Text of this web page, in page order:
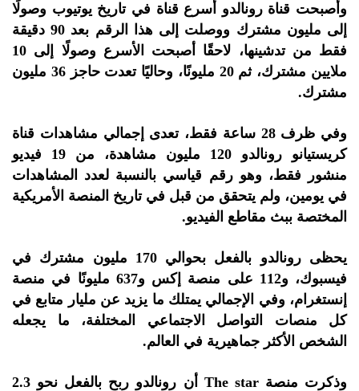
وأصبحت قناة رونالدو أسرع قناة في تاريخ يوتيوب وصولًا
إلى مليون مشترك ووصلت إلى هذا الرقم بعد 90 دقيقة
فقط من تدشينها، لاحقًا أصبحت الأسرع وصولًا إلى 10
ملايين مشترك، ثم 20 مليونًا، وحاليًا تعدت حاجز 36 مليون
مشترك.
وفي ظرف 28 ساعة فقط، تعدى إجمالي مشاهدات قناة
كريستيانو رونالدو 120 مليون مشاهدة، من 19 فيديو
منشور فقط، وهو رقم قياسي بالنسبة لعدد المشاهدات
في يومين، ولم يتحقق من قبل في تاريخ المنصة الأمريكية
المختصة ببث مقاطع الفيديو.
يحظى رونالدو بالفعل بحوالي 170 مليون مشترك في
فيسبوك، و112 على منصة إكس و637 مليونًا في منصة
إنستغرام، وفي الإجمالي يمتلك ما يزيد عن مليار متابع في
كل منصات التواصل الاجتماعي المختلفة، ما يجعله
الشخص الأكثر جماهيرية في العالم.
وذكرت منصة The star أن رونالدو ربح بالفعل نحو 2.3